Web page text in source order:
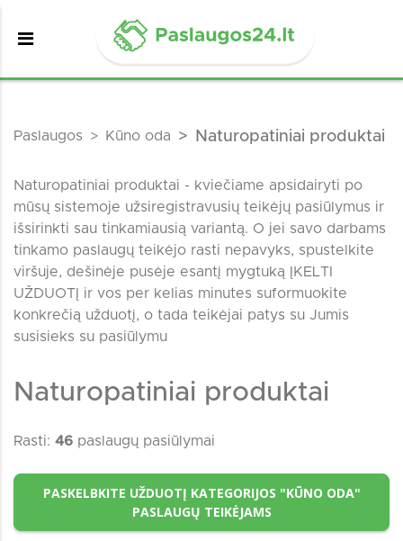
Paslaugos Kūno oda Naturopatiniai produktai
Naturopatiniai produktai - kviečiame apsidairyti po
mūsų sistemoje užsiregistravusių teikėjų pasiūlymus ir
išsirinkti sau tinkamiausią variantą. O jei savo darbams
tinkamo paslaugų teikėjo rasti nepavyks, spustelkite
viršuje, dešinėje pusėje esantį mygtuką ĮKELTI
UŽDUOTĮ ir vos per kelias minutes suformuokite
konkrečią užduotį, o tada teikėjai patys su Jumis
susisieks su pasiūlymu
Naturopatiniai produktai
Rasti: 46 paslaugų pasiūlymai
PASKELBKITE UŽDUOTĮ KATEGORIJOS "KŪNO ODA"
PASLAUGŲ TEIKĖJAMS